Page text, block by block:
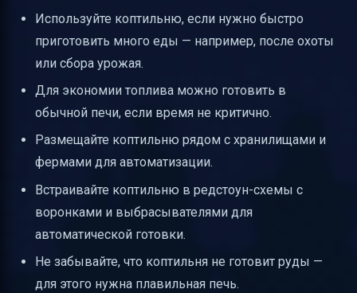
Используйте коптильню, если нужно быстро
приготовить много еды — например, после охоты
или сбора урожая.
Для экономии топлива можно готовить в
обычной печи, если время не критично.
Размещайте коптильню рядом с хранилищами и
фермами для автоматизации.
Встраивайте коптильню в редстоун-схемы с
воронками и выбрасывателями для
автоматической готовки.
Не забывайте, что коптильня не готовит руды —
для этого нужна плавильная печь.